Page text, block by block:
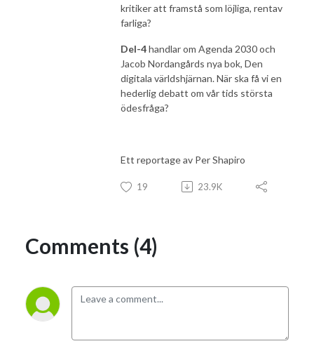
kritiker att framstå som löjliga, rentav
farliga?
Del-4handlar om Agenda 2030 och
Jacob Nordangårds nya bok, Den
digitala världshjärnan. När ska få vi en
hederlig debatt om vår tids största
ödesfråga?
Ett reportage av Per Shapiro
19 23.9K
Comments (4)